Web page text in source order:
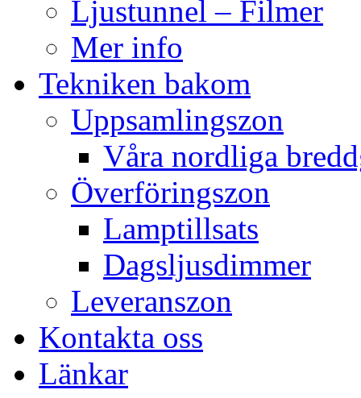
Ljustunnel – Filmer
Mer info
Tekniken bakom
Uppsamlingszon
Våra nordliga
Överföringszon
Lamptillsats
Dagsljusdimmer
Leveranszon
Kontakta oss
Länkar